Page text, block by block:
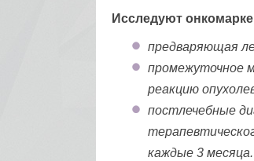
Исследуют
предваряющая
промежуточное
реакцию
постлечебные
каждые 3